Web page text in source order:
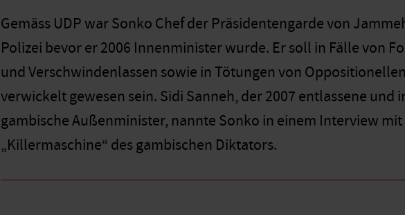
Gemäss UDP war Sonko Chef der Präsidentengarde von
Polizei bevor er 2006 Innenminister wurde. Er soll in Fälle von
und Verschwindenlassen sowie in Tötungen von
verwickelt gewesen sein. Sidi Sanneh, der 2007 entlassene
gambische Außenminister, nannte Sonko in einem Interview mit
„Killermaschine“ des gambischen Diktators.